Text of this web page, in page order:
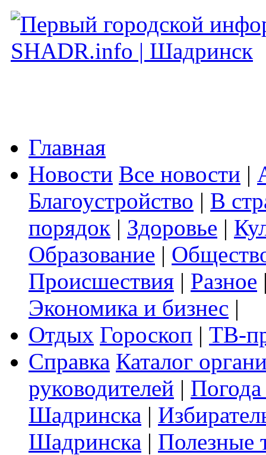
Главная
Новости Все новости |
Благоустройство | В
порядок | Здоровье |
Образование |
Происшествия | Разное
Экономика и бизнес |
Отдых Гороскоп | ТВ-
Справка Каталог
руководителей |
Шадринска |
Шадринска | Полезные